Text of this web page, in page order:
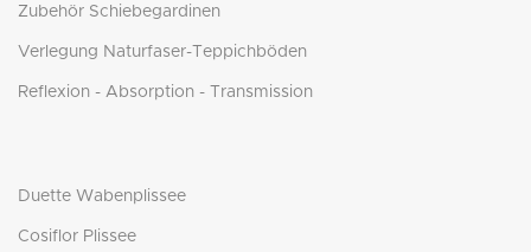
Zubehör Schiebegardinen
Verlegung Naturfaser-Teppichböden
Reflexion - Absorption - Transmission
Duette Wabenplissee
Cosiflor Plissee